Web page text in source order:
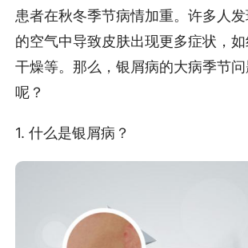
患者在秋冬季节病情加重。许多人
的空气中导致皮肤出现更多症状，
干燥等。那么，银屑病的大病季节
呢？
1. 什么是银屑病？